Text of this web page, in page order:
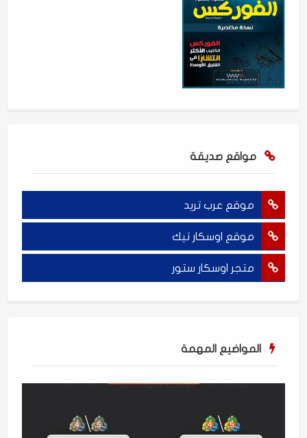
مواقع صديقة
موقع عرب تريد
موقع اوسكار تيك
متجر اوسكار ستور
المواضيع المهمة